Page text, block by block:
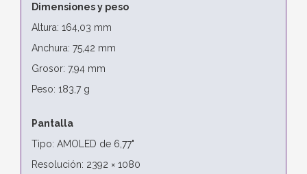
Dimensiones y peso
Altura: 164,03 mm
Anchura: 75,42 mm
Grosor: 7,94 mm
Peso: 183,7 g
Pantalla
Tipo: AMOLED de 6,77"
Resolución: 2392 × 1080